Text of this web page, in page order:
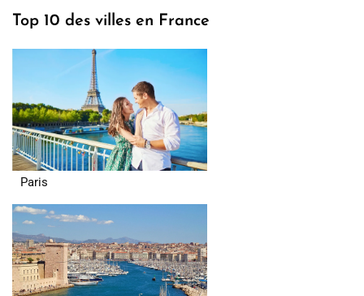
Top 10 des villes en France
Paris